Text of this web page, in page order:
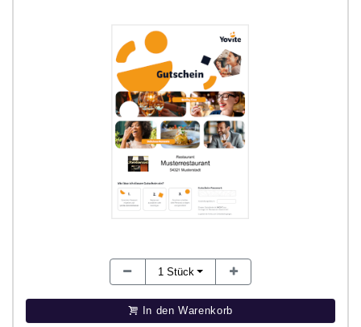
1 Stück
In den Warenkorb